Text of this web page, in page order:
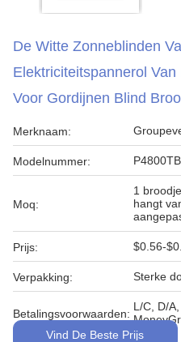
De Witte Zonneblinden
Elektriciteitspannerol
Voor Gordijnen Blind
Merknaam:
Modelnummer:
Moq:
1
hangt
Prijs: $0.56-
Verpakking: Sterke
Betalingsvoorwaarden:
L/C, D/
Vind De Beste Prijs